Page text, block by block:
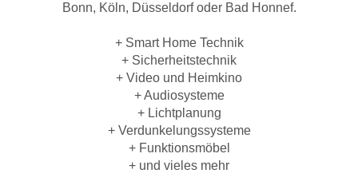
Bonn, Köln, Düsseldorf oder Bad Honnef.
+ Smart Home Technik
+ Sicherheitstechnik
+ Video und Heimkino
+ Audiosysteme
+ Lichtplanung
+ Verdunkelungssysteme
+ Funktionsmöbel
+ und vieles mehr